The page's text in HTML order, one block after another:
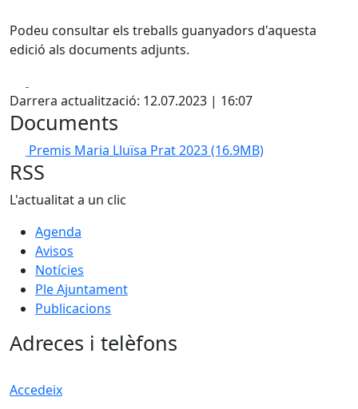
Podeu consultar els treballs guanyadors d'aquesta
edició als documents adjunts.
Darrera actualització: 12.07.2023 | 16:07
Documents
Premis Maria Lluïsa Prat 2023(16.9MB)
RSS
L'actualitat a un clic
Agenda
Avisos
Notícies
Ple Ajuntament
Publicacions
Adreces i telèfons
Accedeix